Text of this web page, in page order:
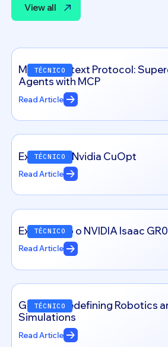
View all
TÉCNICO
Model Context Protocol:
Agents with MCP
Read Article
TÉCNICO
Exploring – Nvidia CuOpt
Read Article
TÉCNICO
Explorando o NVIDIA Isaac
Read Article
TÉCNICO
Genesis: Redefining Robotics
Simulations
Read Article